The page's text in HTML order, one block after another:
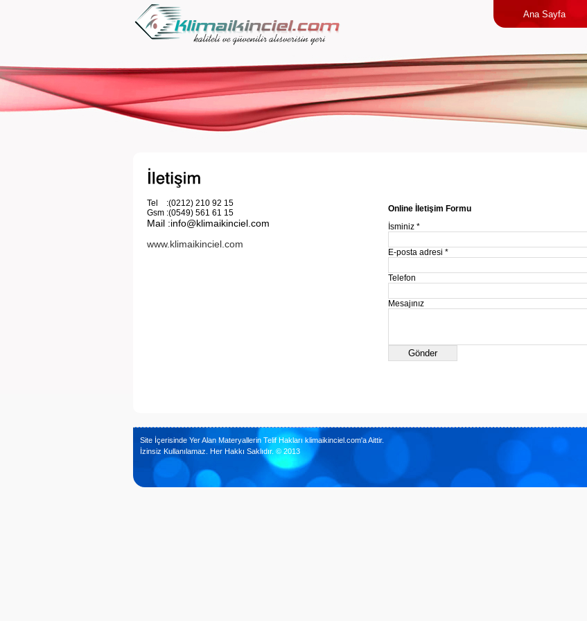
Ana Sayfa
Tel :(0212) 210 92 15
Gsm :(0549) 561 61 15
Mail :info@klimaikinciel.com
www.klimaikinciel.com
Site İçerisinde Yer Alan Materyallerin Telif Hakları klimaikinciel.com'a Aittir.
İzinsiz Kullanılamaz. Her Hakkı Saklıdır. © 2013